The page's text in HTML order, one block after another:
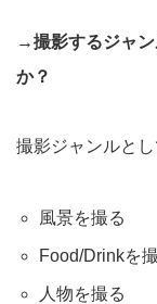
→撮影するジャ
か？
撮影ジャンルとし
風景を撮る
Food/Drinkを
人物を撮る